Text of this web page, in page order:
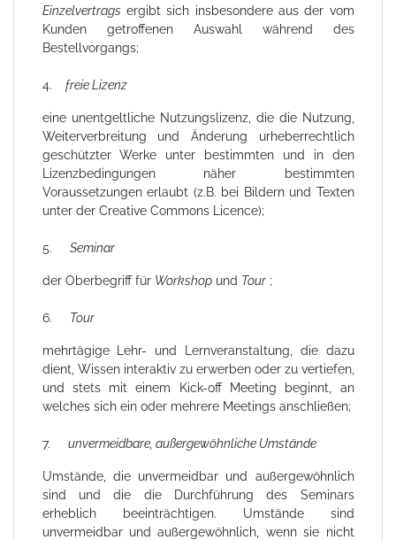
Einzelvertrags ergibt sich insbesondere aus der vom
Kunden getroffenen Auswahl während des
Bestellvorgangs;
4. freie Lizenz
eine unentgeltliche Nutzungslizenz, die die Nutzung,
Weiterverbreitung und Änderung urheberrechtlich
geschützter Werke unter bestimmten und in den
Lizenzbedingungen näher bestimmten
Voraussetzungen erlaubt (z.B. bei Bildern und Texten
unter der Creative Commons Licence);
5. Seminar
der Oberbegriff für Workshop und Tour ;
6. Tour
mehrtägige Lehr- und Lernveranstaltung, die dazu
dient, Wissen interaktiv zu erwerben oder zu vertiefen,
und stets mit einem Kick-off Meeting beginnt, an
welches sich ein oder mehrere Meetings anschließen;
7. unvermeidbare, außergewöhnliche Umstände
Umstände, die unvermeidbar und außergewöhnlich
sind und die die Durchführung des Seminars
erheblich beeinträchtigen. Umstände sind
unvermeidbar und außergewöhnlich, wenn sie nicht